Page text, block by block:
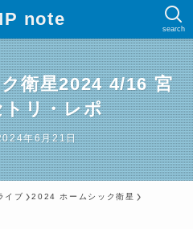
note search
衛星2024 4/16 宮
リ・レポ
年6月21日
イブ 2024 ホームシック衛星